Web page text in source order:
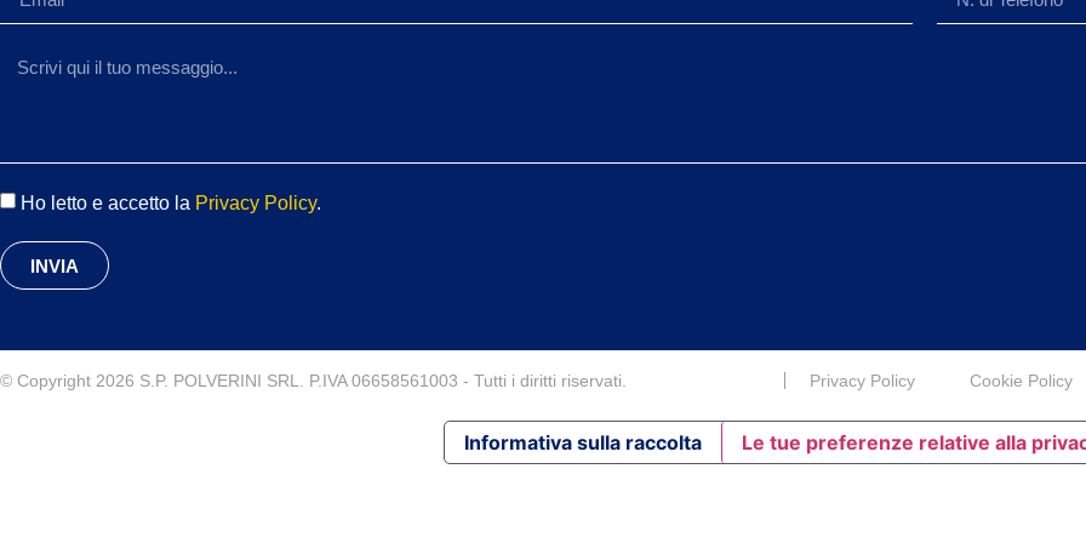
Ho letto e accetto la Privacy Policy.
INVIA
© Copyright 2026 S.P. POLVERINI SRL. P.IVA 06658561003 - Tutti i diritti riservati. Privacy Policy Cookie Policy
Informativa sulla raccolta Le tue preferenze relative alla